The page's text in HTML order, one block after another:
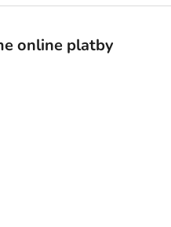
online platby